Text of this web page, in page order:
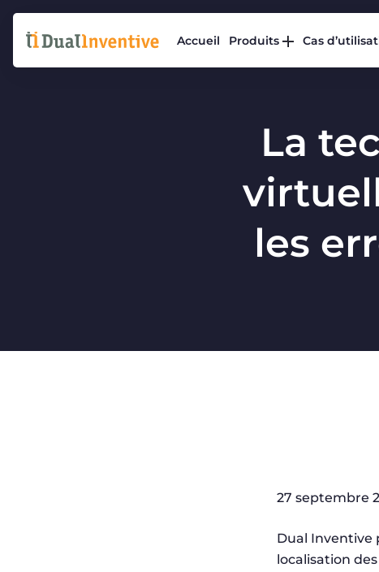
Accueil Produits Cas
La
les
27 septembre
Dual Inventive
localisation